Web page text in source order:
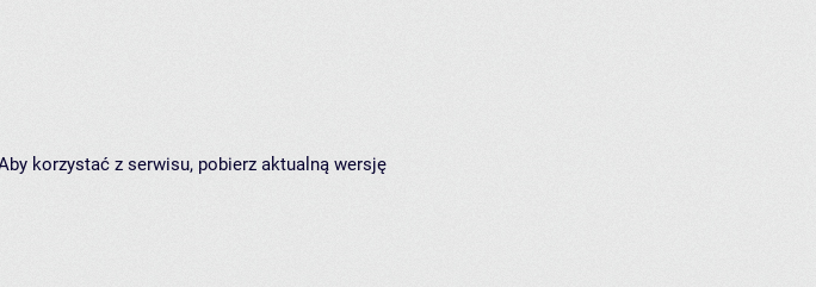
korzystać z serwisu, pobierz aktualną wersję